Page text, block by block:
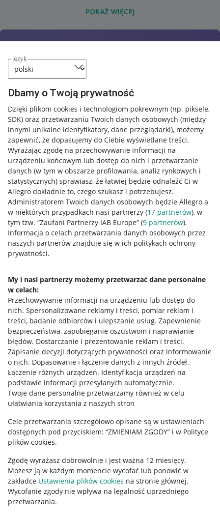
język
Dbamy o Twoją prywatność
Dzięki plikom cookies i technologiom pokrewnym (np. piksele,
SDK) oraz przetwarzaniu Twoich danych osobowych (między
innymi unikalne identyfikatory, dane przeglądarki), możemy
zapewnić, że dopasujemy do Ciebie wyświetlane treści.
Wyrażając zgodę na przechowywanie informacji na
urządzeniu końcowym lub dostęp do nich i przetwarzanie
danych (w tym w obszarze profilowania, analiz rynkowych i
statystycznych) sprawiasz, że łatwiej będzie odnaleźć Ci w
Allegro dokładnie to, czego szukasz i potrzebujesz.
Administratorem Twoich danych osobowych będzie Allegro a
w niektórych przypadkach nasi partnerzy (17 partnerów), w
tym tzw. “Zaufani Partnerzy IAB Europe” (9 partnerów).
Informacja o celach przetwarzania danych osobowych przez
naszych partnerów znajduje się w ich politykach ochrony
prywatności.
My i nasi partnerzy możemy przetwarzać dane personalne
w celach:
Przechowywanie informacji na urządzeniu lub dostęp do
nich. Spersonalizowane reklamy i treści, pomiar reklam i
treści, badanie odbiorców i ulepszanie usług. Zapewnienie
bezpieczeństwa, zapobieganie oszustwom i naprawianie
błędów. Dostarczanie i prezentowanie reklam i treści.
Zapisanie decyzji dotyczących prywatności oraz informowanie
o nich. Dopasowanie i łączenie danych z innych źródeł.
Łączenie różnych urządzeń. Identyfikacja urządzeń na
podstawie informacji przesyłanych automatycznie.
Twoje dane personalne przetwarzamy również w celu
ułatwiania korzystania z naszych stron
Cele przetwarzania szczegółowo opisane są w ustawieniach
dostępnych pod przyciskiem: “ZMIENIAM ZGODY” i w Polityce
plików cookies.
Zgodę wyrażasz dobrowolnie i jest ważna 12 miesięcy.
Możesz ją w każdym momencie wycofać lub ponowić w
zakładce Ustawienia plików cookies na stronie głównej.
Wycofanie zgody nie wpływa na legalność uprzedniego
przetwarzania.
POKAŻ WIĘCEJ
Przydatne informacje
Jak to działa
Allegro Gadane dla sprzedających
Allegro Gadane dla kupujących
Mapa miejscowości
Informacje prawne
Regulamin
Polityka plików "cookies"
Ustawienia plików "cookies"
Udostępnianie lokalizacji
Informacje dla Aktu o Usługach Cyfrowych
Pobierz aplikację